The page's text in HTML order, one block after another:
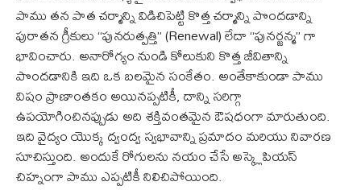
పాము తన పాత చర్మాన్ని విడిచిపెట్టి కొత్త చర్మాన్ని పొందడాన్ని
పురాతన గ్రీకులు “పునరుత్పత్తి” (Renewal) లేదా “పునర్జన్మ” గా
భావించారు. అనారోగ్యం నుండి కోలుకుని కొత్త జీవితాన్ని
పొందడానికి ఇది ఒక బలమైన సంకేతం. అంతేకాకుండా పాము
విషం ప్రాణాంతకం అయినప్పటికీ, దాన్ని సరిగ్గా
ఉపయోగించినప్పుడు అది శక్తివంతమైన ఔషధంగా మారుతుంది.
ఇది వైద్యం యొక్క ద్వంద్వ స్వభావాన్ని ప్రమాదం మరియు నివారణ
సూచిస్తుంది. అందుకే రోగులను నయం చేసే అస్క్లెపియస్
చిహ్నంగా పాము ఎప్పటికీ నిలిచిపోయింది.